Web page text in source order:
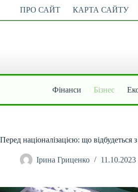
вмісту
ПРО САЙТ КАРТА САЙТУ
Фінанси Бізнес
Перед націоналізацією: що
Ірина Гриценко 11.10.2023